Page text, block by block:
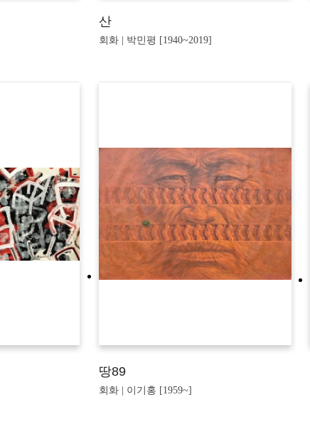
산
회화 | 박민평 [1940~2019]
땅89
회화 | 이기홍 [1959~]